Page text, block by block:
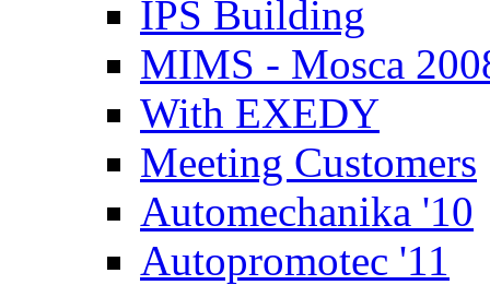
IPS Building
MIMS - Mosca
With EXEDY
Meeting Customers
Automechanika '10
Autopromotec '11